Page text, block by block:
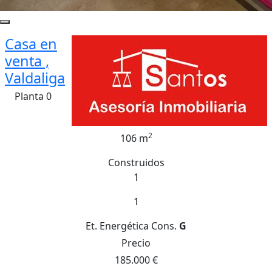
Casa en
venta ,
Valdaliga
Planta 0
106 m2
Construidos
1
1
Et. Energética Cons. G
Precio
185.000 €